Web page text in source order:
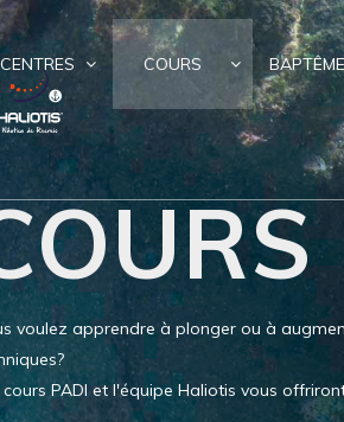
CENTRES COURS
voulez apprendre à plonger ou à
cours PADI et l'équipe Haliotis vous